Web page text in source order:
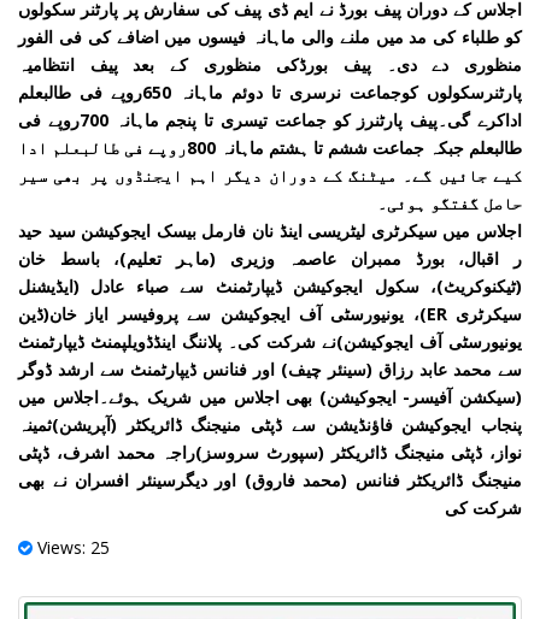
اجلاس کے دوران پیف بورڈ نے ایم ڈی پیف کی سفارش پر پارٹنر سکولوں
کو طلباء کی مد میں ملنے والی ماہانہ فیسوں میں اضافے کی فی الفور
منظوری دے دی۔ پیف بورڈکی منظوری کے بعد پیف انتظامیہ
پارٹنرسکولوں کوجماعت نرسری تا دوئم ماہانہ 650روپے فی طالبعلم
اداکرے گی۔پیف پارٹنرز کو جماعت تیسری تا پنجم ماہانہ 700روپے فی
طالبعلم جبکہ جماعت ششم تا ہشتم ماہانہ 800روپے فی طالبعلم ادا
کیے جائیں گے۔ میٹنگ کے دوران دیگر اہم ایجنڈوں پر بھی سیر
حاصل گفتگو ہوئی۔
اجلاس میں سیکرٹری لیٹریسی اینڈ نان فارمل بیسک ایجوکیشن سید حید
ر اقبال، بورڈ ممبران عاصمہ وزیری (ماہر تعلیم)، باسط خان
(ٹیکنوکریٹ)، سکول ایجوکیشن ڈیپارٹمنٹ سے صباء عادل (ایڈیشنل
سیکرٹری ER)، یونیورسٹی آف ایجوکیشن سے پروفیسر ایاز خان(ڈین
یونیورسٹی آف ایجوکیشن)نے شرکت کی۔ پلاننگ اینڈڈویلپمنٹ ڈیپارٹمنٹ
سے محمد عابد رزاق (سینئر چیف) اور فنانس ڈیپارٹمنٹ سے ارشد ڈوگر
(سیکشن آفیسر- ایجوکیشن) بھی اجلاس میں شریک ہوئے۔اجلاس میں
پنجاب ایجوکیشن فاؤنڈیشن سے ڈپٹی منیجنگ ڈائریکٹر (آپریشن)ثمینہ
نواز، ڈپٹی منیجنگ ڈائریکٹر (سپورٹ سروسز)راجہ محمد اشرف، ڈپٹی
منیجنگ ڈائریکٹر فنانس (محمد فاروق) اور دیگرسینئر افسران نے بھی
شرکت کی
Views: 25